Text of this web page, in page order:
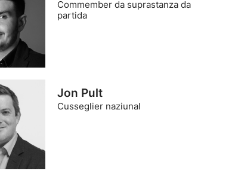
Commember da suprastanza da
partida
Jon Pult
Cusseglier naziunal